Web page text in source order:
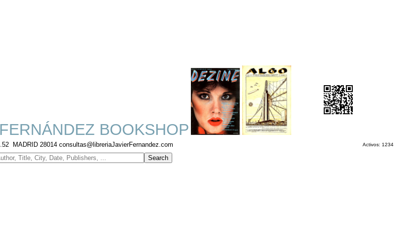
BOOKSHOP
MADRID 28014 consultas@libreriaJavierFernandez.com Activos: 1234